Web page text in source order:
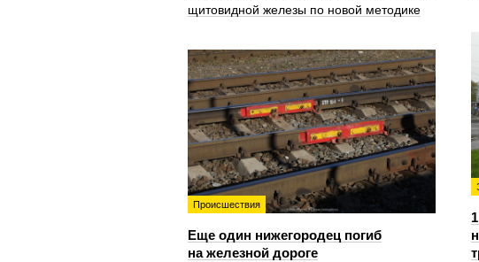
щитовидной железы по новой методике
Происшествия
Еще один нижегородец погиб
на железной дороге